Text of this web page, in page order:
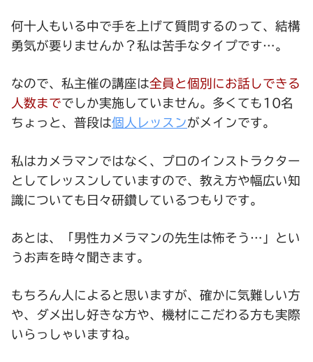
何十人もいる中で手を上げて質問するのって、結構
勇気が要りませんか？私は苦手なタイプです…。
なので、私主催の講座は全員と個別にお話しできる
人数まででしか実施していません。多くても10名
ちょっと、普段は個人レッスンがメインです。
私はカメラマンではなく、プロのインストラクター
としてレッスンしていますので、教え方や幅広い知
識についても日々研鑽しているつもりです。
あとは、「男性カメラマンの先生は怖そう…」とい
うお声を時々聞きます。
もちろん人によると思いますが、確かに気難しい方
や、ダメ出し好きな方や、機材にこだわる方も実際
いらっしゃいますね。